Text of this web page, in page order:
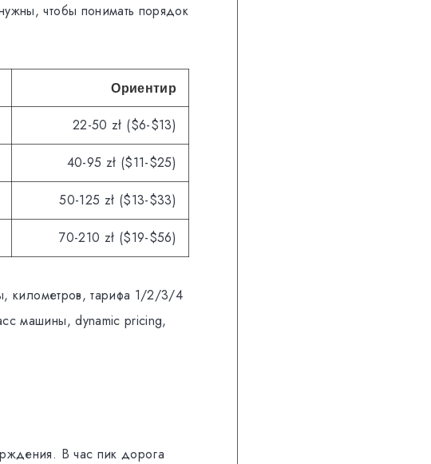
чтобы понимать порядок
Ориентир
22-50 zł ($6-$13)
40-95 zł ($11-$25)
50-125 zł ($13-$33)
70-210 zł ($19-$56)
километров, тарифа 1/2/3/4
машины, dynamic pricing,
В час пик дорога